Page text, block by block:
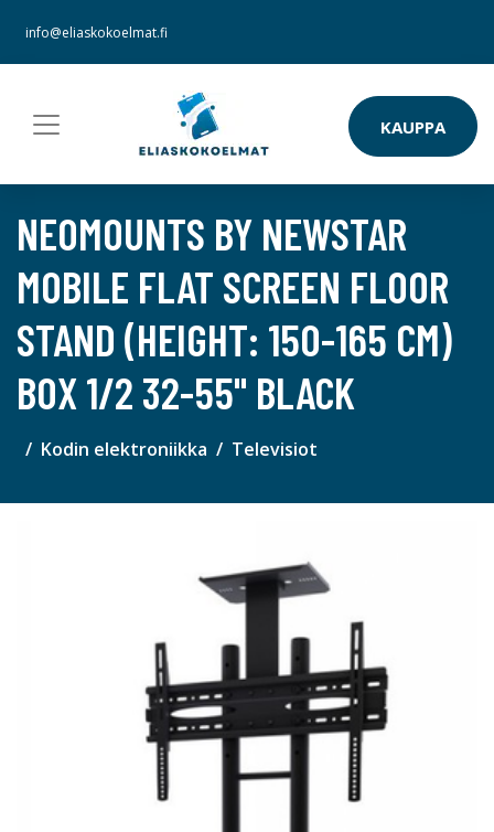
info@eliaskokoelmat.fi
KAUPPA
NEOMOUNTS BY NEWSTAR
MOBILE FLAT SCREEN FLOOR
STAND (HEIGHT: 150-165 CM)
BOX 1/2 32-55" BLACK
Kodin elektroniikka Televisiot